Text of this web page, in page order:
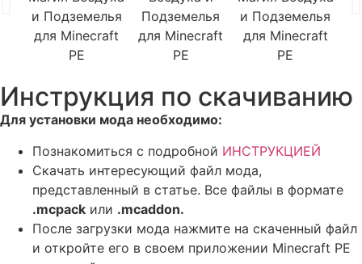
Инструкция по скачиванию
Для установки мода необходимо:
Познакомиться с подробной ИНСТРУКЦИЕЙ
Скачать интересующий файл мода,
представленный в статье. Все файлы в формате
.mcpack или .mcaddon.
После загрузки мода нажмите на скаченный файл
и откройте его в своем приложении Minecraft PE